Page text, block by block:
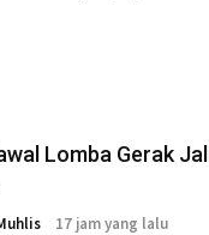
Lomba Gerak
17 jam yang lalu